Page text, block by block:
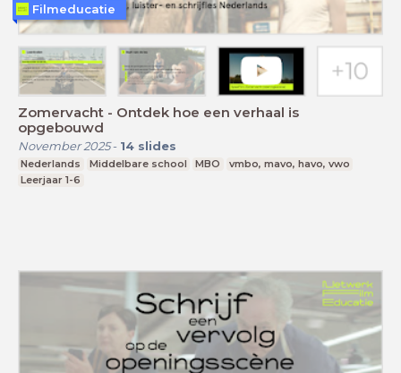
Zomervacht - Ontdek hoe een verhaal is
opgebouwd
November 2025- 14 slides
Nederlands Middelbare school MBO
vmbo, mavo, havo, vwo
Leerjaar 1-6
Filmeducatie